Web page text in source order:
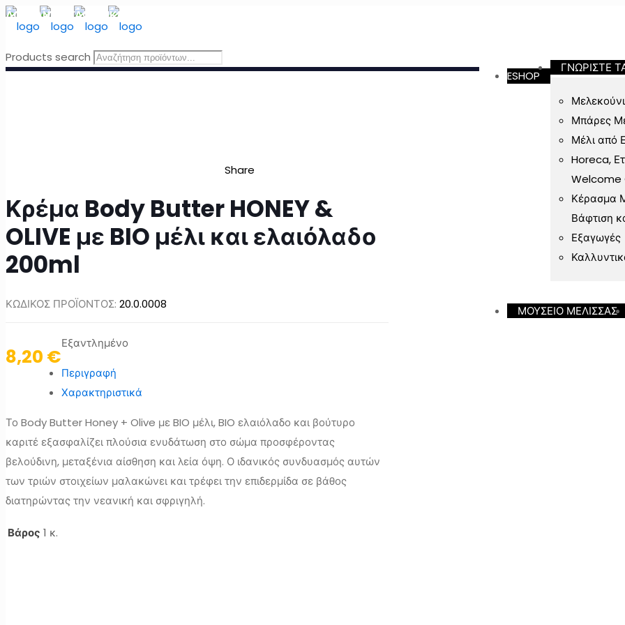
ΔΩΡΕΑΝ ΜΕΤΑΦΟΡΙΚΑ
ESHOP
ΓΝΩΡΙΣΤΕ
Μπάρες
Μέλι από
Horeca,
Welcome
Κέρασμα
Βάφτιση
Εξαγωγές
ΜΟΥΣΕΙΟ ΜΕΛΙΣΣΑΣ
Products search
Share
Κρέμα Body Butter HONEY &
OLIVE με BIO μέλι και ελαιόλαδο
200ml
ΚΩΔΙΚΟΣ ΠΡΟΪΟΝΤΟΣ: 20.0.0008
8,20 €
Εξαντλημένο
Περιγραφή
Χαρακτηριστικά
Το Body Butter Honey + Olive με BIO μέλι, BIO ελαιόλαδο και βούτυρο
καριτέ εξασφαλίζει πλούσια ενυδάτωση στο σώμα προσφέροντας
βελούδινη, μεταξένια αίσθηση και λεία όψη. Ο ιδανικός συνδυασμός αυτών
των τριών στοιχείων μαλακώνει και τρέφει την επιδερμίδα σε βάθος
διατηρώντας την νεανική και σφριγηλή.
Βάρος 1 κ.